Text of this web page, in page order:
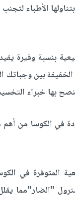
الأطباء
بنسبة وفيرة
بين وجباتك
بها خبراء
في الكوسا من
المتوفرة في
"الضار"مما